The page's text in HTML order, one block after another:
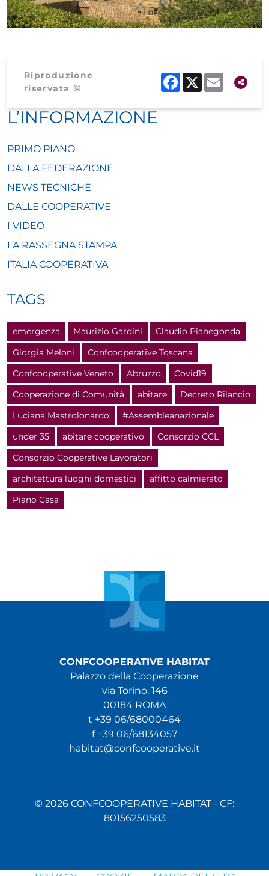
Riproduzione
riservata ©
Facebook
X Email
L’INFORMAZIONE
PRIMO PIANO
DALLA FEDERAZIONE
NEWS TECNICHE
DALLE COOPERATIVE
I VIDEO
LA RASSEGNA STAMPA
ITALIA COOPERATIVA
TAGS
emergenza Maurizio Gardini
Claudio Pianegonda
Giorgia Meloni
Confcooperative Toscana
Confcooperative Veneto
Abruzzo
Covid19
Cooperazione di Comunità
abitare
Decreto Rilancio
Luciana Mastrolonardo
#Assembleanazionale
under 35
abitare cooperativo
Consorzio CCL
Consorzio Cooperative Lavoratori
architettura luoghi domestici
affitto calmierato
Piano Casa
CONFCOOPERATIVE HABITAT
Palazzo della Cooperazione
via Torino, 146
00184 ROMA
t +39 06/68000464
f +39 06/68134057
habitat@confcooperative.it
© 2026 CONFCOOPERATIVE HABITAT - CF:
80156250583